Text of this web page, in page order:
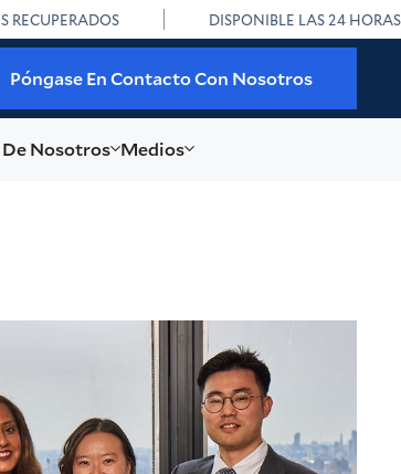
RECUPERADOS DISPONIBLE LAS 24 HORAS
Póngase En Contacto Con Nosotros
Nosotros Medios